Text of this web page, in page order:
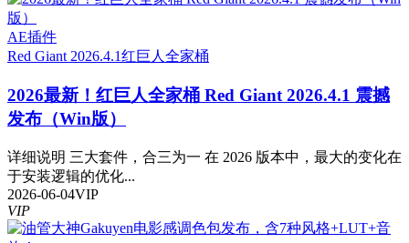
AE插件
Red Giant 2026.4.1红巨人全家桶
2026最新！红巨人全家桶 Red Giant 2026.4.1 震撼
发布（Win版）
详细说明 三大套件，合三为一 在 2026 版本中，最大的变化在
于安装逻辑的优化...
2026-06-04VIP
VIP